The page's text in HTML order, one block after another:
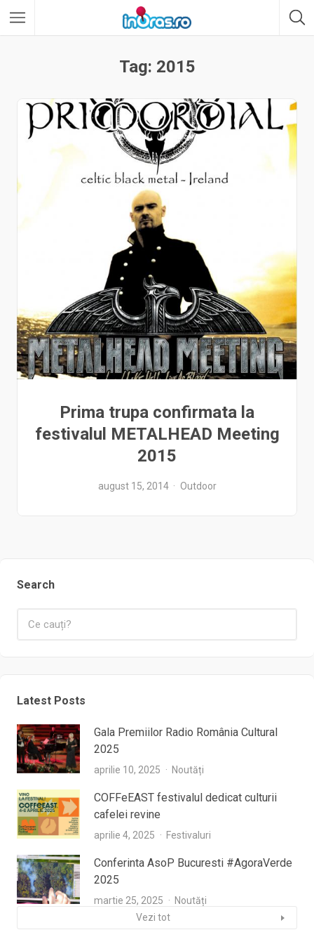
Tag: 2015
Prima trupa confirmata la
festivalul METALHEAD Meeting
2015
august 15, 2014 Outdoor
Search
Latest Posts
Gala Premiilor Radio România Cultural
2025
aprilie 10, 2025 Noutăți
COFFeEAST festivalul dedicat culturii
cafelei revine
aprilie 4, 2025 Festivaluri
Conferinta AsoP Bucuresti #AgoraVerde
2025
martie 25, 2025
Noutăți
Vezi tot